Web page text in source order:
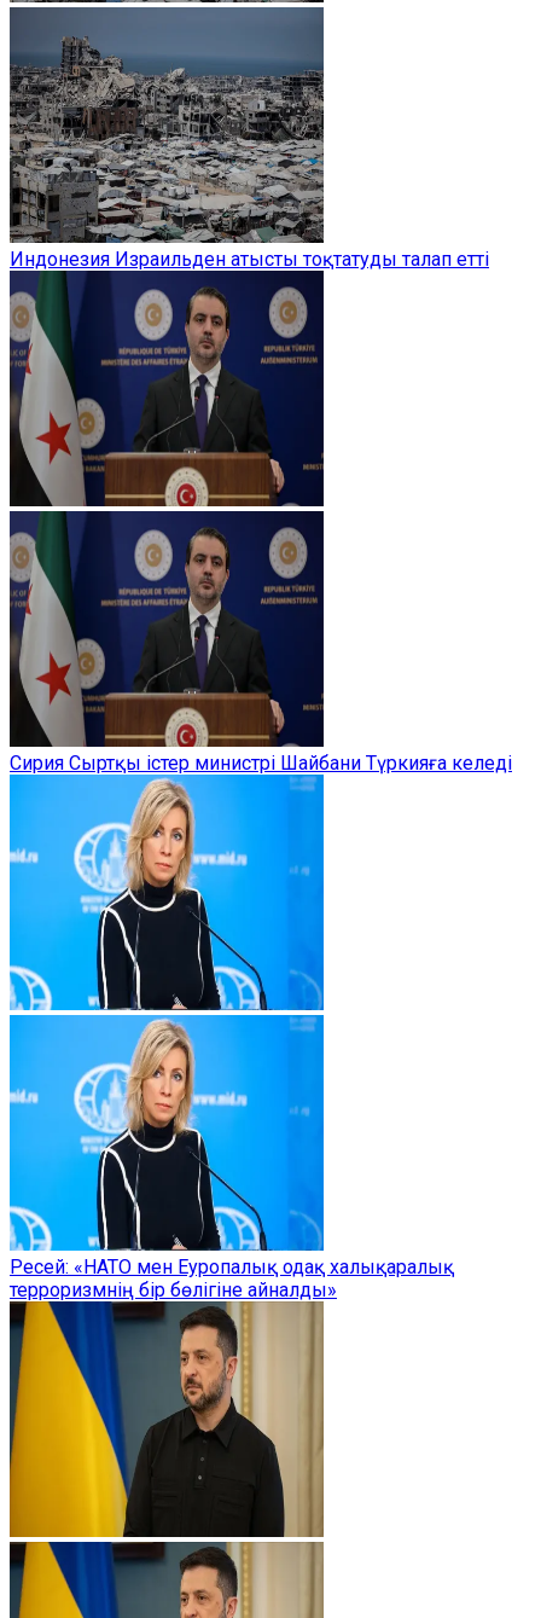
Индонезия Израильден атысты тоқтатуды талап етті
Сирия Сыртқы істер министрі Шайбани Түркияға келеді
Ресей: «НАТО мен Еуропалық одақ халықаралық
терроризмнің бір бөлігіне айналды»